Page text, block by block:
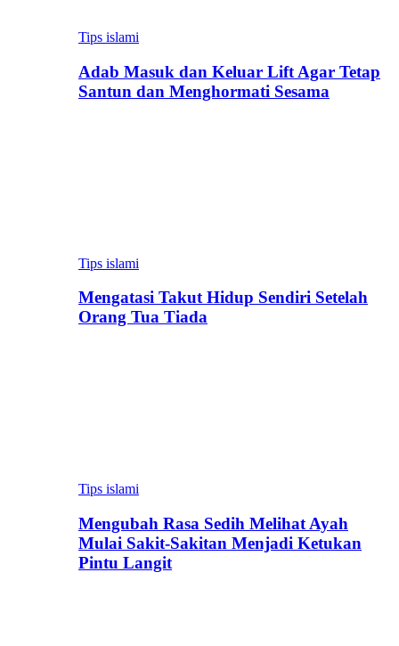
Tips islami
Adab Masuk dan Keluar Lift Agar Tetap
Santun dan Menghormati Sesama
Tips islami
Mengatasi Takut Hidup Sendiri Setelah
Orang Tua Tiada
Tips islami
Mengubah Rasa Sedih Melihat Ayah
Mulai Sakit-Sakitan Menjadi Ketukan
Pintu Langit